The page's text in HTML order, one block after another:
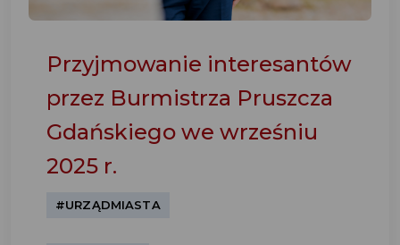
Przyjmowanie interesantów
przez Burmistrza Pruszcza
Gdańskiego we wrześniu
2025 r.
#URZĄDMIASTA